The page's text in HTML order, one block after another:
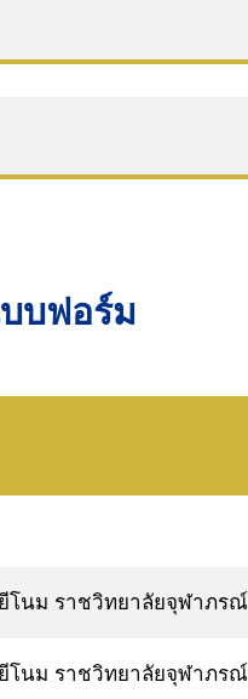
บฟอร์ม
โนม ราชวิทยาลัยจุฬาภรณ์
โนม ราชวิทยาลัยจุฬาภรณ์